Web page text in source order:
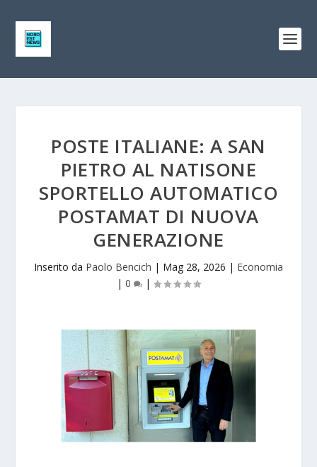
POSTE ITALIANE: A SAN
PIETRO AL NATISONE
SPORTELLO AUTOMATICO
POSTAMAT DI NUOVA
GENERAZIONE
Inserito da Paolo Bencich | Mag 28, 2026 | Economia
| 0 |